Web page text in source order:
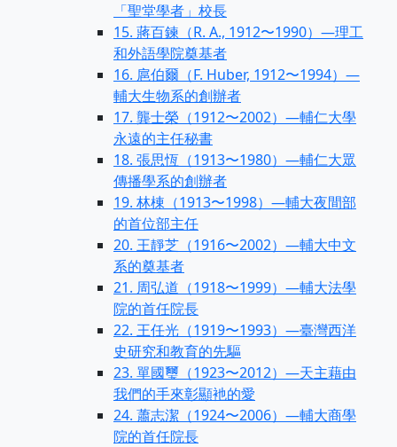
「聖堂學者」校長
15. 蔣百鍊（R. A., 1912〜1990）—理工
和外語學院奠基者
16. 扈伯爾（F. Huber, 1912〜1994）—
輔大生物系的創辦者
17. 龔士榮（1912〜2002）—輔仁大學
永遠的主任秘書
18. 張思恆（1913〜1980）—輔仁大眾
傳播學系的創辦者
19. 林棟（1913〜1998）—輔大夜間部
的首位部主任
20. 王靜芝（1916〜2002）—輔大中文
系的奠基者
21. 周弘道（1918〜1999）—輔大法學
院的首任院長
22. 王任光（1919〜1993）—臺灣西洋
史研究和教育的先驅
23. 單國璽（1923〜2012）—天主藉由
我們的手來彰顯衪的愛
24. 蕭志潔（1924〜2006）—輔大商學
院的首任院長